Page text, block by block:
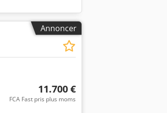
Annoncer
11.700 €
FCA Fast pris plus moms